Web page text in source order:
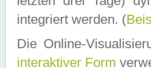
integriert werden. (
Die Online-
interaktiver Form